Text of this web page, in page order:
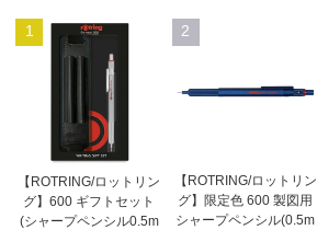
1
【ROTRING/ロットリン
グ】600 ギフトセット
(シャープペンシル0.5m
2
【ROTRING/ロットリン
グ】限定色 600 製図用
シャープペンシル(0.5m